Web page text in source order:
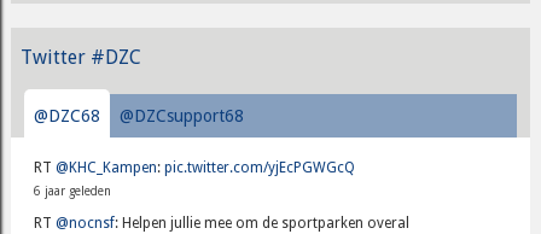
Twitter #DZC
@DZC68 @DZCsupport68
RT@KHC_Kampen:pic.twitter.com/yjEcPGWGcQ
6 jaar geleden
RT@nocnsf: Helpen jullie mee om de sportparken overal